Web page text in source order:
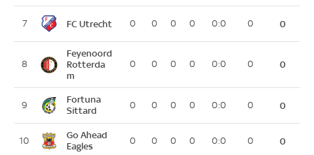
7 FC Utrecht 0 0 0 0 0:0 0 0
8
Feyenoord
Rotterda
m
0 0 0 0 0:0 0 0
9
Fortuna
Sittard
0 0 0 0 0:0 0 0
10
Go Ahead
Eagles
0 0 0 0 0:0 0 0